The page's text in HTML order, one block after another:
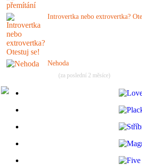
Introvertka nebo extrovertka?
Nehoda
(za poslední 2 měsíce)